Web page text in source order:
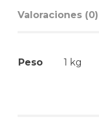
Valoraciones (0)
Peso 1 kg